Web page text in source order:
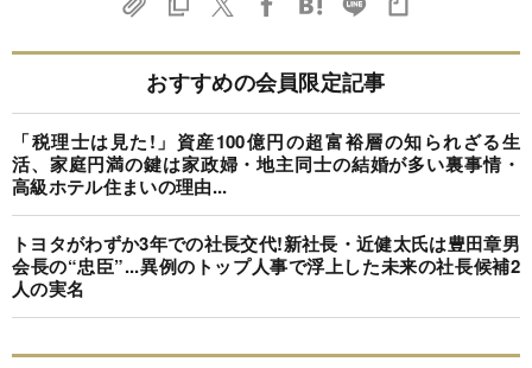
おすすめの会員限定記事
「税理士は見た!」資産100億円の超富裕層の知られざる生
活、家庭円満の鍵は家政婦・地主同士の結婚が多い裏事情・
高級ホテル住まいの理由...
トヨタがわずか3年での社長交代!新社長・近健太氏は豊田章男
会長の“忠臣”...異例のトップ人事で浮上した未来の社長候補2
人の実名